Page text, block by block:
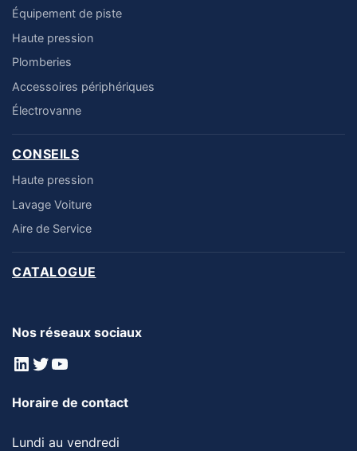
Équipement de piste
Haute pression
Plomberies
Accessoires périphériques
Électrovanne
CONSEILS
Haute pression
Lavage Voiture
Aire de Service
CATALOGUE
Nos réseaux sociaux
LinkedIn
Twitter
YouTube
Horaire de contact
Lundi au vendredi